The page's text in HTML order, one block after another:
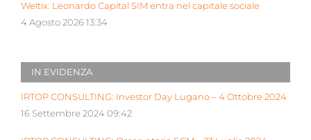
Weltix: Leonardo Capital SIM entra nel capitale sociale
4 Agosto 2026 13:34
IN EVIDENZA
IRTOP CONSULTING: Investor Day Lugano – 4 Ottobre 2024
16 Settembre 2024 09:42